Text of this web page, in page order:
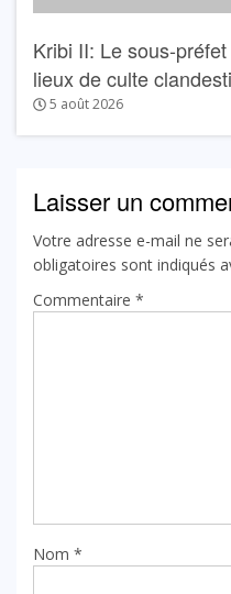
Kribi II: Le sous-
lieux de culte
5 août 2026
Laisser un
Votre adresse e-mail ne
obligatoires sont indiqués
Commentaire *
Nom *